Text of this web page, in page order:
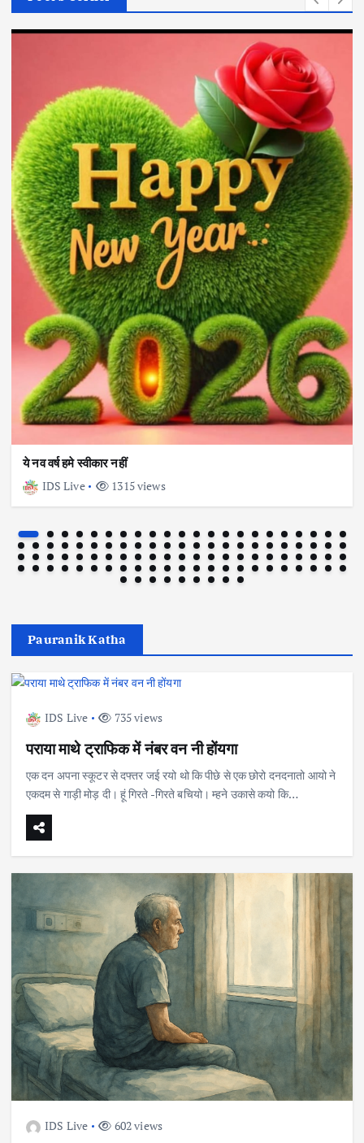
छठ पूजा विशेष (5 से 8 नवम्बर)
भाई दौज तिथि महत्व मुहूर्त एवं कथा
झाड़ू लक्ष्मी का स्वरूप
ये नव वर्ष हमे स्वीकार नहीं
IDS Live
1315 views
Pauranik Katha
IDS Live 735 views
पराया माथे ट्राफिक में नंबर वन नी होंयगा
एक दन अपना स्कूटर से दफ्तर जई रयो थो कि पीछे से एक छोरो दनदनातो आयो ने
एकदम से गाड़ी मोड़ दी। हूं गिरते -गिरते बचियो। म्हने उकासे कयो कि…
IDS Live 602 views